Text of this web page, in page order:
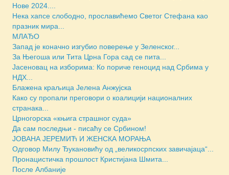
Нове 2024....
Нека хапсе слободно, прославићемо Светог Стефана као
празник мира...
МЛАЂО
Запад је коначно изгубио поверење у Зеленског...
За Његоша или Тита Црна Гора сад се пита...
Јасеновац на изборима: Ко пориче геноцид над Србима у
НДХ...
Блажена краљица Јелена Анжујска
Како су пропали преговори о коалицији националних
странака...
Црногорска «књига страшног суда»
Да сам последњи - писаћу се Србином!
JОВАНА ЈЕРЕМИЋ И ЖЕНСКА МОРАЊА
Одговор Милу Ђукановићу од „великосрпских завичајаца“...
Пронацистичка прошлост Кристијана Шмита...
После Албаније